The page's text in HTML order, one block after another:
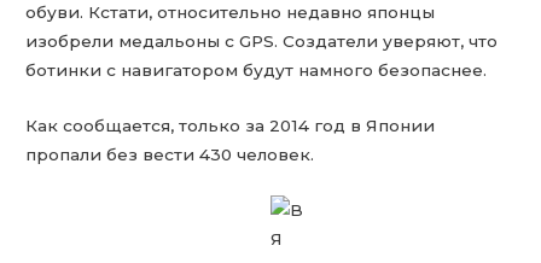
обуви. Кстати, относительно недавно японцы
изобрели медальоны с GPS. Создатели уверяют, что
ботинки с навигатором будут намного безопаснее.
Как сообщается, только за 2014 год в Японии
пропали без вести 430 человек.